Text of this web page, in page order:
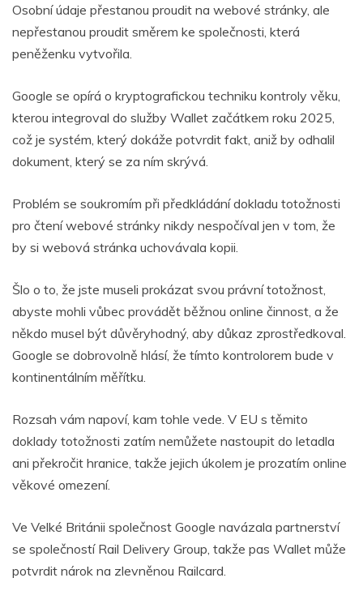
Osobní údaje přestanou proudit na webové stránky, ale
nepřestanou proudit směrem ke společnosti, která
peněženku vytvořila.
Google se opírá o kryptografickou techniku ​​kontroly věku,
kterou integroval do služby Wallet začátkem roku 2025,
což je systém, který dokáže potvrdit fakt, aniž by odhalil
dokument, který se za ním skrývá.
Problém se soukromím při předkládání dokladu totožnosti
pro čtení webové stránky nikdy nespočíval jen v tom, že
by si webová stránka uchovávala kopii.
Šlo o to, že jste museli prokázat svou právní totožnost,
abyste mohli vůbec provádět běžnou online činnost, a že
někdo musel být důvěryhodný, aby důkaz zprostředkoval.
Google se dobrovolně hlásí, že tímto kontrolorem bude v
kontinentálním měřítku.
Rozsah vám napoví, kam tohle vede. V EU s těmito
doklady totožnosti zatím nemůžete nastoupit do letadla
ani překročit hranice, takže jejich úkolem je prozatím online
věkové omezení.
Ve Velké Británii společnost Google navázala partnerství
se společností Rail Delivery Group, takže pas Wallet může
potvrdit nárok na zlevněnou Railcard.